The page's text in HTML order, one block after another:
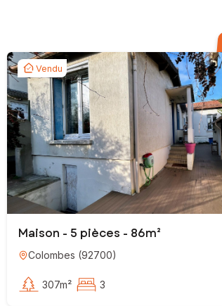
Vendu
Maison - 5 pièces - 86m²
Colombes (92700)
307m² 3